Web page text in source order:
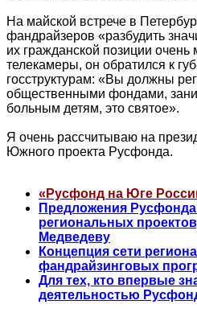
На майской встрече в
фандрайзеров «разбудить
их гражданской позиции очень
телекамеры, он обратился к
госструктурам: «Вы должны
общественными фондами,
больным детям, это святое».
Я очень рассчитываю на
Южного проекта Русфонда.
«Русфонд на Юге
Предложения Русфонда
региональных
Медведеву
Концепция сети
фандрайзинговых
Для тех, кто впервые
деятельностью